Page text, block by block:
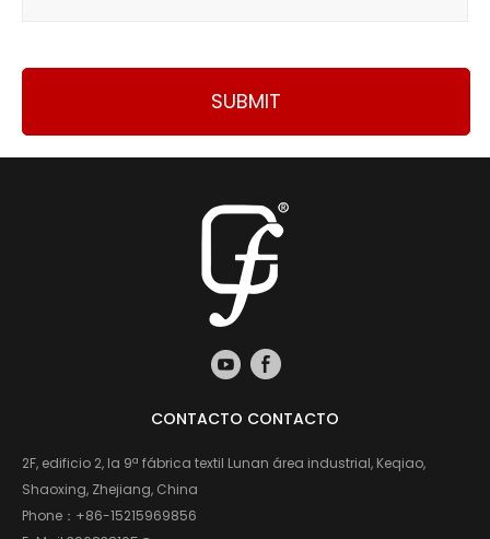
SUBMIT
CONTACTO CONTACTO
2F, edificio 2, la 9ª fábrica textil Lunan área industrial, Keqiao,
Shaoxing, Zhejiang, China
Phone： +86-15215969856